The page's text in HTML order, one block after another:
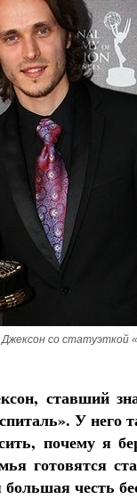
со статуэткой
ставший
У него
почему я
готовятся
честь